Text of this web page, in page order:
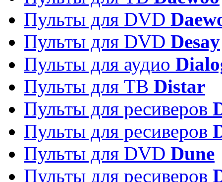
Пульты для DVD
Пульты для DVD Desay
Пульты для аудио
Пульты для ТВ Distar
Пульты для ресиверов
Пульты для ресиверов
Пульты для DVD Dune
Пульты для ресиверов